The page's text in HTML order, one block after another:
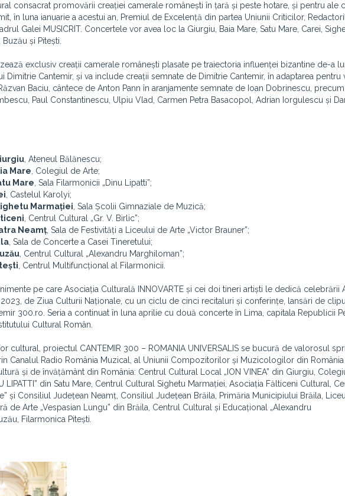
consacrat promovării creației camerale românești în țară și peste hotare, și pentru ale
în luna ianuarie a acestui an, Premiul de Excelență din partea Uniunii Criticilor,
Galei MUSICRIT. Concertele vor avea loc la Giurgiu, Baia Mare, Satu Mare, Carei,
și Pitești.
exclusiv creații camerale românești plasate pe traiectoria influenței bizantine de-a
Cantemir, și va include creații semnate de Dimitrie Cantemir, în adaptarea pentru
Baciu, cântece de Anton Pann în aranjamente semnate de Ioan Dobrinescu,
Paul Constantinescu, Ulpiu Vlad, Carmen Petra Basacopol, Adrian Iorgulescu și
, Ateneul Bălănescu;
Mare , Colegiul de Arte;
Mare , Sala Filarmonicii „Dinu Lipatti”;
, Castelul Karolyi;
Marmației , Sala Școlii Gimnaziale de Muzică;
, Centrul Cultural „Gr. V. Birlic”;
Neamț , Sala de Festivități a Liceului de Arte „Victor Brauner”;
, Sala de Concerte a Casei Tineretului;
, Centrul Cultural „Alexandru Marghiloman”;
, Centrul Multifuncțional al Filarmonicii.
pe care Asociația Culturală INNOVARTE și cei doi tineri artiști le dedică celebrării
de Ziua Culturii Naționale, cu un ciclu de cinci recitaluri și conferințe, lansări de
300.ro. Seria a continuat în luna aprilie cu două concerte în Lima, capitala Republicii
Cultural Român.
cultural, proiectul CANTEMIR 300 – ROMANIA UNIVERSALIS se bucură de valorosul
Canalul Radio România Muzical, al Uniunii Compozitorilor și Muzicologilor din
și de învățământ din România: Centrul Cultural Local „ION VINEA” din Giurgiu,
LIPATTI” din Satu Mare, Centrul Cultural Sighetu Marmației, Asociația Fălticeni Cultural,
și Consiliul Județean Neamț, Consiliul Județean Brăila, Primăria Municipiului Brăila,
de Arte „Vespasian Lungu” din Brăila, Centrul Cultural și Educațional „Alexandru
Filarmonica Pitești.